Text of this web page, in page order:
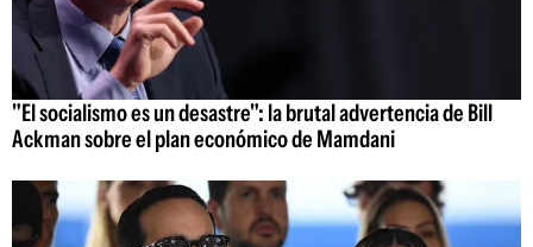
"El socialismo es un desastre": la brutal advertencia de Bill
Ackman sobre el plan económico de Mamdani